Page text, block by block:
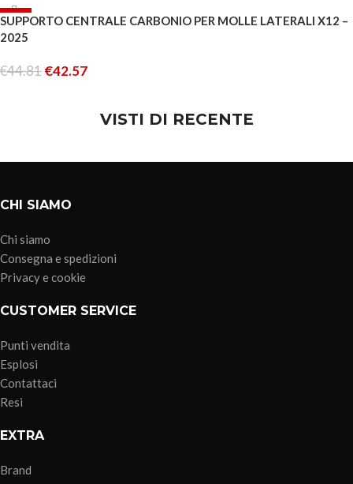
-5%
ESAURITO
SUPPORTO CENTRALE CARBONIO PER MOLLE LATERALI X12 –
2025
€44.81€42.57
VISTI DI RECENTE
CHI SIAMO
Chi siamo
Consegna e spedizioni
Privacy e cookie
CUSTOMER SERVICE
Punti vendita
Esplosi
Contattaci
Resi
EXTRA
Brand